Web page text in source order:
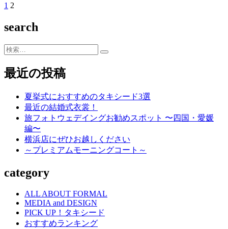
投
稿
の
ペ
ー
前
ペ
ジ
固
ペ
ジ
1 固
ペ
ジ
2
search
検
最近の投稿
夏挙式におすすめのタキシード3選
最近の結婚式衣裳！
旅フォトウェデイングお勧めスポット 〜四国・愛媛
編〜
横浜店にぜひお越しください
～プレミアムモーニングコート～
category
ALL ABOUT FORMAL
MEDIA and DESIGN
PICK UP！タキシード
おすすめランキング